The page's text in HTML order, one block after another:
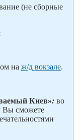
(не сборные
на ж/д вокзале.
Киев»: во
Вы сможете